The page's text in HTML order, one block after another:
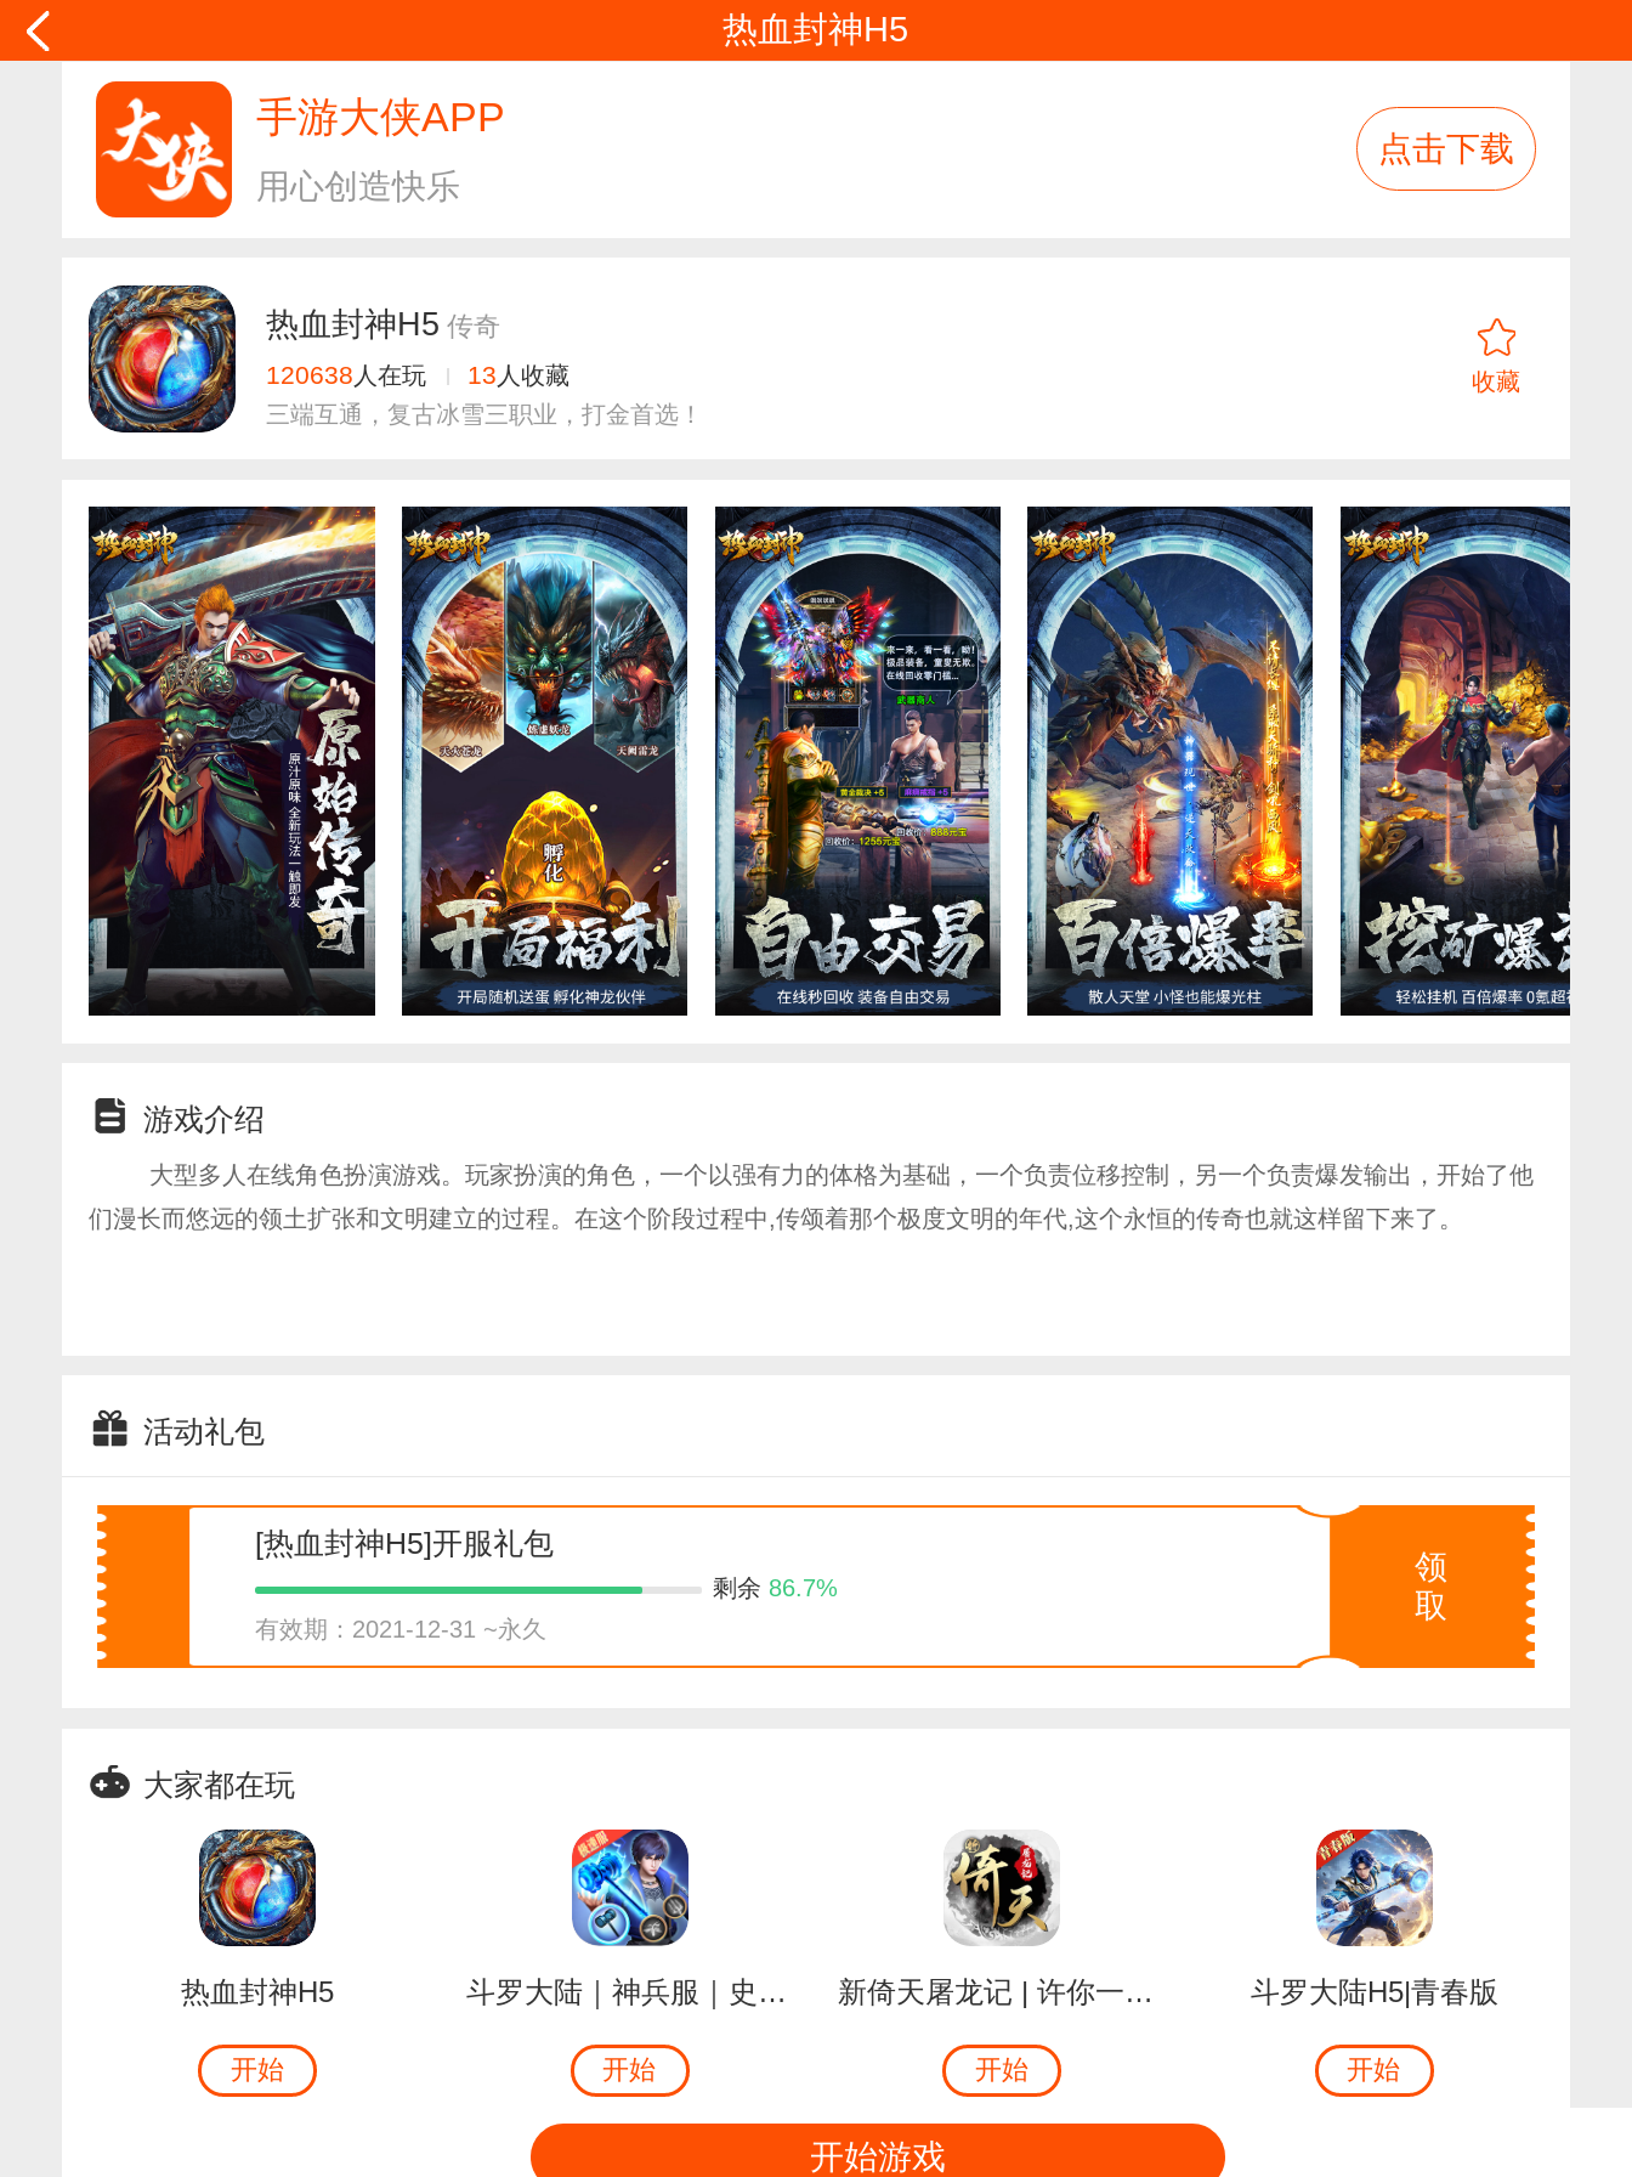
热血封神H5
手游大侠APP
用心创造快乐
点击下载
收藏
热血封神H5 传奇
120638 人在玩 13 人收藏
三端互通，复古冰雪三职业，打金首选！
游戏介绍
大型多人在线角色扮演游戏。玩家扮演的角色，一个以强有力的体格为基础，一个负责位移控制，另一个负责爆发输出，开始了他
们漫长而悠远的领土扩张和文明建立的过程。在这个阶段过程中,传颂着那个极度文明的年代,这个永恒的传奇也就这样留下来了。
活动礼包
领
取
[热血封神H5]开服礼包
剩余 86.7%
有效期：2021-12-31 ~永久
大家都在玩
热血封神H5
开始
斗罗大陆｜神兵服｜史莱克极速成神
开始
新倚天屠龙记 | 许你一场江湖梦
开始
斗罗大陆H5|青春版
开始
开始游戏